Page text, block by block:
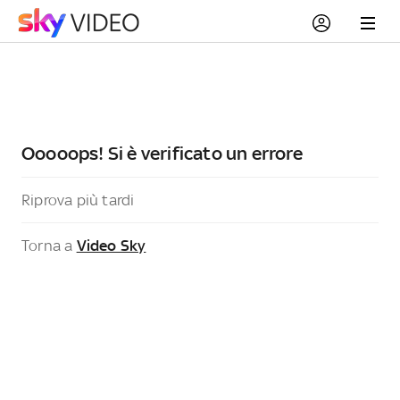
Ooooops! Si è verificato un errore
Riprova più tardi
Torna a Video Sky